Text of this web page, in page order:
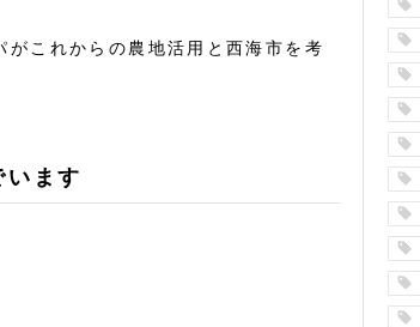
これからの農地活用と西海市を考
います